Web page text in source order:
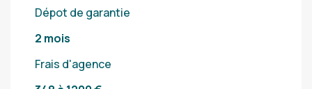
Dépot de garantie
2 mois
Frais d'agence